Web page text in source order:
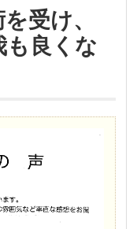
受け、
も良くな